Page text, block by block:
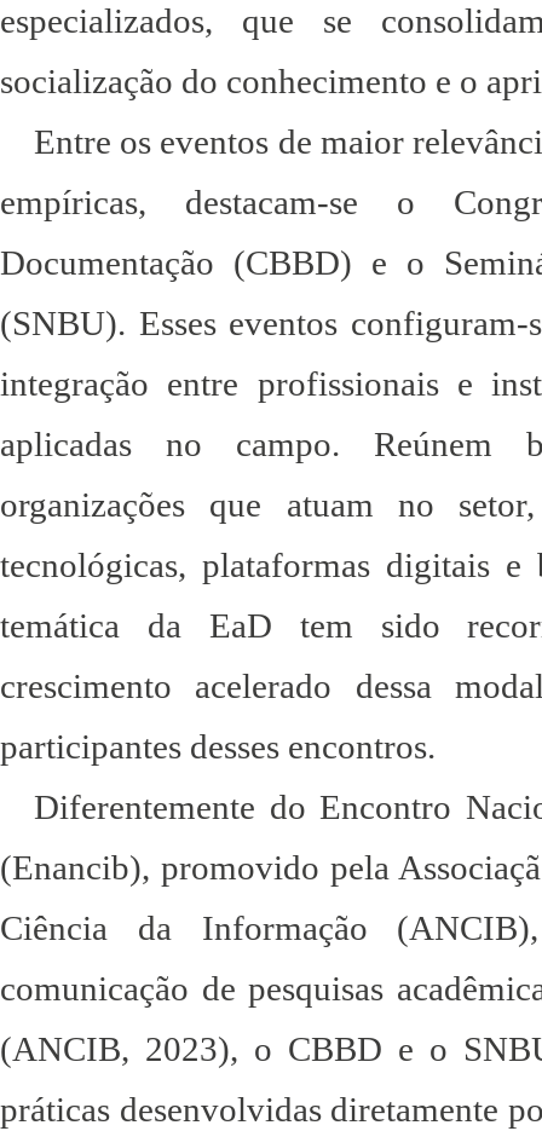
especializados, que se
socialização do conhecimento e o
Entre os eventos de maior
empíricas, destacam-se o
Documentação (CBBD) e o
(SNBU). Esses eventos
integração entre profissionais e
aplicadas no campo. Reúnem
organizações que atuam no
tecnológicas, plataformas digitais
temática da EaD tem sido
crescimento acelerado dessa
participantes desses encontros.
Diferentemente do Encontro
(Enancib), promovido pela
Ciência da Informação
comunicação de pesquisas
(ANCIB, 2023), o CBBD e o
práticas desenvolvidas diretamente